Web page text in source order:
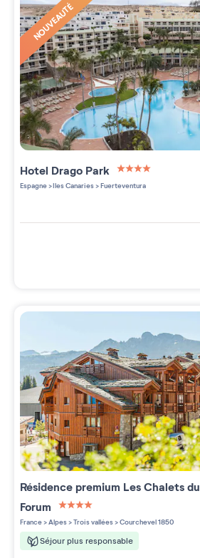
NOUVEAUTÉ
Hotel Drago Park
4 étoiles sur 5
Espagne>Iles Canaries>Fuerteventura
Résidence premium Les Chalets du
Forum
4 étoiles sur 5
France>Alpes>Trois vallées>Courchevel 1850
Séjour plus responsable